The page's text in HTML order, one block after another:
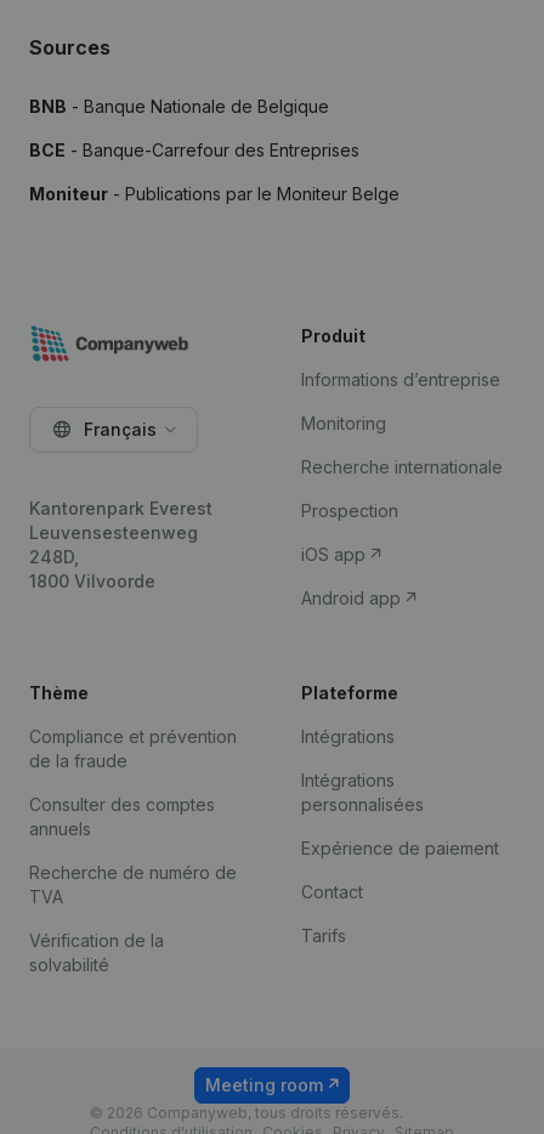
Sources
BNB - Banque Nationale de Belgique
BCE - Banque-Carrefour des Entreprises
Moniteur - Publications par le Moniteur Belge
Français
Kantorenpark Everest
Leuvensesteenweg
248D,
1800 Vilvoorde
Produit
Informations d’entreprise
Monitoring
Recherche internationale
Prospection
iOS app
Android app
Thème
Compliance et prévention
de la fraude
Consulter des comptes
annuels
Recherche de numéro de
TVA
Vérification de la
solvabilité
Plateforme
Intégrations
Intégrations
personnalisées
Expérience de paiement
Contact
Tarifs
© 2026 Companyweb, tous droits réservés.
Meeting room